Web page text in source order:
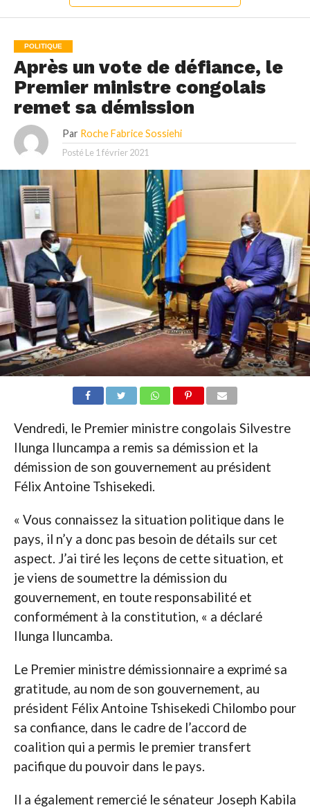
POLITIQUE
Après un vote de défiance, le
Premier ministre congolais
remet sa démission
Par Roche Fabrice Sossiehi
Posté Le 1 février 2021
Vendredi, le Premier ministre congolais Silvestre
Ilunga Iluncampa a remis sa démission et la
démission de son gouvernement au président
Félix Antoine Tshisekedi.
« Vous connaissez la situation politique dans le
pays, il n’y a donc pas besoin de détails sur cet
aspect. J’ai tiré les leçons de cette situation, et
je viens de soumettre la démission du
gouvernement, en toute responsabilité et
conformément à la constitution, « a déclaré
Ilunga Iluncamba.
Le Premier ministre démissionnaire a exprimé sa
gratitude, au nom de son gouvernement, au
président Félix Antoine Tshisekedi Chilombo pour
sa confiance, dans le cadre de l’accord de
coalition qui a permis le premier transfert
pacifique du pouvoir dans le pays.
Il a également remercié le sénateur Joseph Kabila